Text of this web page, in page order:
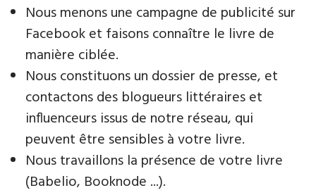
Nous menons une campagne de publicité sur
Facebook et faisons connaître le livre de
manière ciblée.
Nous constituons un dossier de presse, et
contactons des blogueurs littéraires et
influenceurs issus de notre réseau, qui
peuvent être sensibles à votre livre.
Nous travaillons la présence de votre livre
(Babelio, Booknode ...).